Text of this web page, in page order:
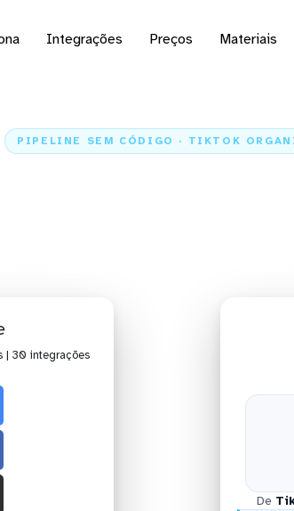
Integrações Preços Materiais
PIPELINE SEM CÓDIGO · TIKTOK
| 30 integrações
De